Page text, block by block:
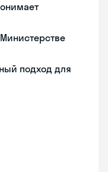
подход для